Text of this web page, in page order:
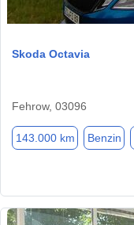
Skoda Octavia
Fehrow, 03096
143.000 km Benzin